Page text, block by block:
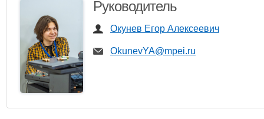
Руководитель
Окунев Егор Алексеевич
OkunevYA@mpei.ru